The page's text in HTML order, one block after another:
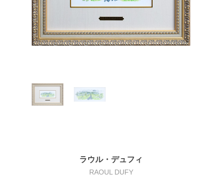
ラウル・デュフィ
RAOUL DUFY